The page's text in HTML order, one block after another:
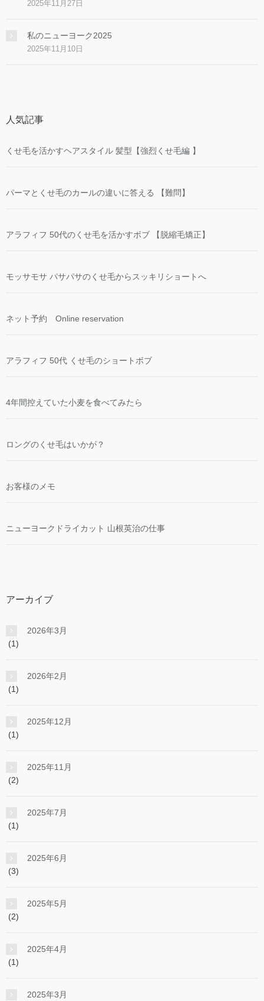
2025年11月27日
私のニューヨーク2025
2025年11月10日
人気記事
くせ毛を活かすヘアスタイル 髪型【強烈くせ毛編 】
パーマとくせ毛のカールの違いに答える 【難問】
アラフィフ 50代のくせ毛を活かすボブ 【脱縮毛矯正】
モッサモサ パサパサのくせ毛からスッキリショートへ
ネット予約 Online reservation
アラフィフ 50代 くせ毛のショートボブ
4年間控えていた小麦を食べてみたら
ロングのくせ毛はいかが？
お客様のメモ
ニューヨークドライカット 山根英治の仕事
アーカイブ
2026年3月
(1)
2026年2月
(1)
2025年12月
(1)
2025年11月
(2)
2025年7月
(1)
2025年6月
(3)
2025年5月
(2)
2025年4月
(1)
2025年3月